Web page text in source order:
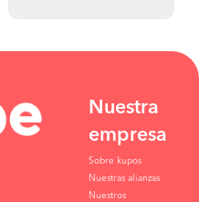
Nuestra
empresa
Sobre kupos
Nuestras alianzas
Nuestros